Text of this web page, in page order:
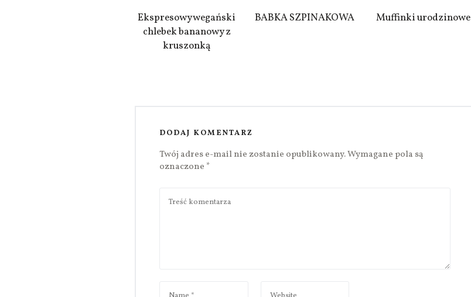
Ekspresowy wegański
chlebek bananowy z
kruszonką
BABKA SZPINAKOWA Muffinki urodzinowe
DODAJ KOMENTARZ
Twój adres e-mail nie zostanie opublikowany.Wymagane pola są
oznaczone *